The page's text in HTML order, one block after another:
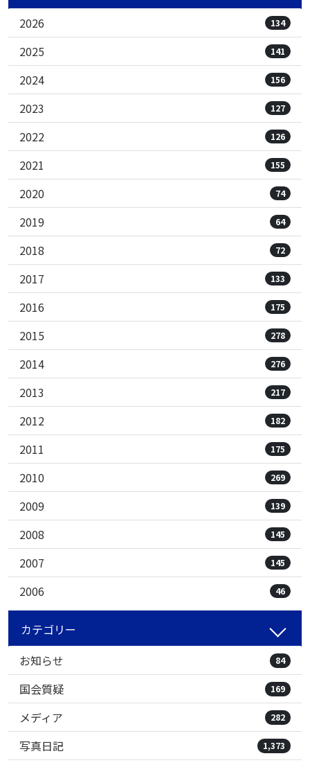
2026
134
2025 141
2024 156
2023 127
2022 126
2021 155
2020 74
2019 64
2018 72
2017 133
2016 175
2015 278
2014 276
2013 217
2012 182
2011 175
2010 269
2009 139
2008 145
2007 145
2006 46
カテゴリー
お知らせ
84
国会質疑 169
メディア 282
写真日記 1,373